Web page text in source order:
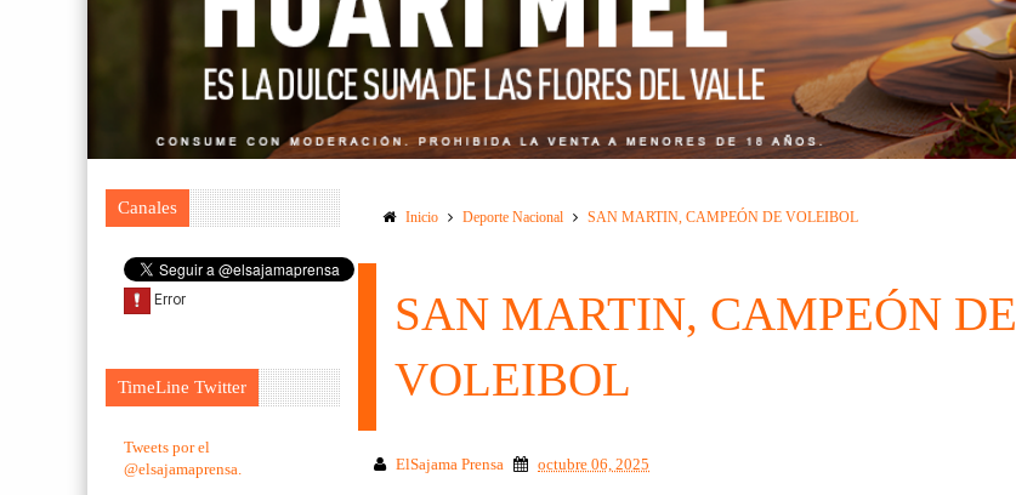
Canales
TimeLine Twitter
Tweets por el
@elsajamaprensa.
Inicio Deporte Nacional SAN MARTIN, CAMPEÓN DE VOLEIBOL
SAN MARTIN, CAMPEÓN DE
VOLEIBOL
ElSajama Prensa octubre 06, 2025